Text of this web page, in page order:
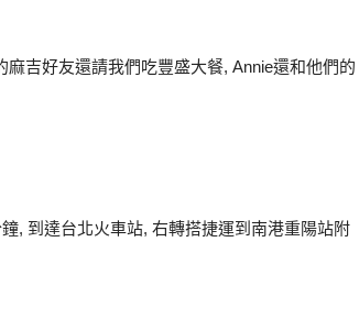
吉好友還請我們吃豐盛大餐, Annie還和他們的
, 到達台北火車站, 右轉搭捷運到南港重陽站附